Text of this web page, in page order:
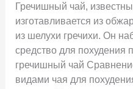
Гречишный чай,
изготавливается из
из шелухи гречихи. Он
средство для похудения
гречишный чай
видами чая для